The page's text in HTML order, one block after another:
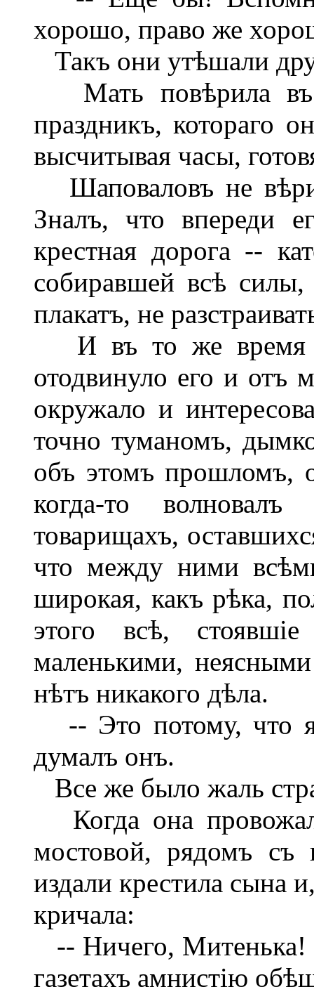
хорошо, право же
Такъ они утѣшали
Мать повѣрила въ
праздникъ, котораго
высчитывая часы,
Шаповаловъ не
Зналъ, что впереди
крестная дорога --
собиравшей всѣ
плакатъ, не
И въ то же время
отодвинуло его и отъ
окружало и
точно туманомъ,
объ этомъ прошломъ,
когда-то
товарищахъ,
что между ними
широкая, какъ рѣка,
этого всѣ,
маленькими,
нѣтъ никакого дѣла.
-- Это потому, что я
думалъ онъ.
Все же было жаль
Когда она
мостовой, рядомъ съ
издали крестила сына
кричала:
-- Ничего, Митенька!
газетахъ амнистію